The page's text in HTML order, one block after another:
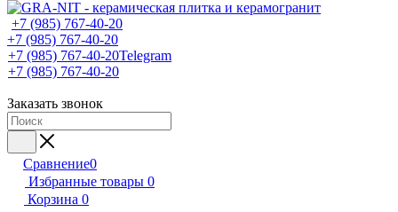
+7 (985) 767-40-20
+7 (985) 767-40-20
+7 (985) 767-40-20Telegram
+7 (985) 767-40-20
Заказать звонок
Сравнение0
Избранные товары 0
Корзина 0